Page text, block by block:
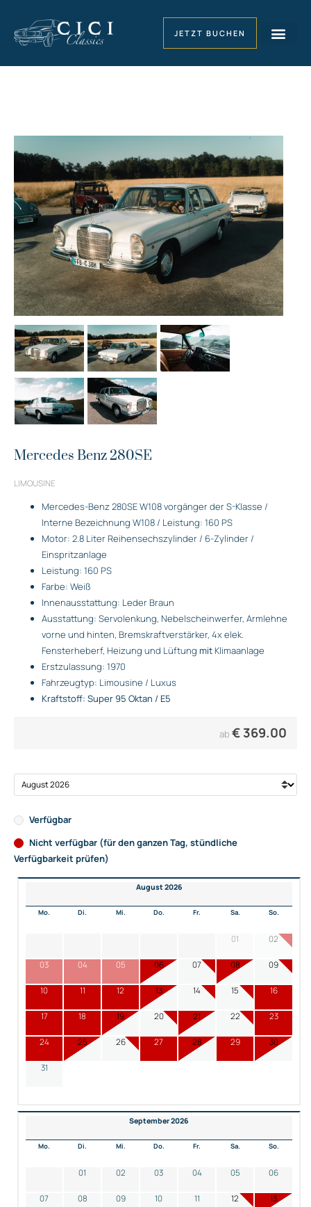
JETZT BUCHEN
Mercedes Benz 280SE
LIMOUSINE
Mercedes-Benz 280SE W108 vorgänger der S-Klasse /
Interne Bezeichnung W108 / Leistung: 160 PS
Motor: 2.8 Liter Reihensechszylinder / 6-Zylinder /
Einspritzanlage
Leistung: 160 PS
Farbe: Weiß
Innenausstattung: Leder Braun
Ausstattung: Servolenkung, Nebelscheinwerfer, Armlehne
vorne und hinten, Bremskraftverstärker, 4x elek.
Fensterheberf, Heizung und Lüftung mit Klimaanlage
Erstzulassung: 1970
Fahrzeugtyp: Limousine / Luxus
Kraftstoff: Super 95 Oktan / E5
ab € 369.00
Verfügbar
Nicht verfügbar (für den ganzen Tag, stündliche
Verfügbarkeit prüfen)
August 2026
Mo. Di. Mi. Do. Fr. Sa. So.
01 02
03 04 05 06 07 08 09
10 11 12 13 14 15 16
17 18 19 20 21 22 23
24 25 26 27 28 29 30
31
September 2026
Mo. Di. Mi. Do. Fr. Sa. So.
01 02 03 04 05 06
07 08 09 10 11 12 13